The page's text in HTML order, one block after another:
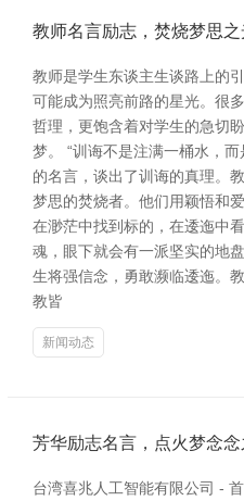
教师名言励志，焚烧梦思之
教师是学生东谈主生谈路上的
可能成为照亮前路的星光。很
哲理，更饱含着对学生的急切
梦。 “训诲不是注满一桶水，
的名言，谈出了训诲的真理。
梦思的焚烧者。他们用颖悟和
在渺茫中找到标的，在逶迤中
魂，眼下就会有一派坚实的地
生将强信念，勇敢濒临逶迤。
教皆
新闻动态
芳华励志名言，点火梦念
台湾喜兆人工智能有限公司 -